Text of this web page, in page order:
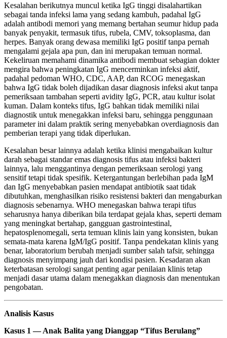
Kesalahan berikutnya muncul ketika IgG tinggi disalahartikan
sebagai tanda infeksi lama yang sedang kambuh, padahal IgG
adalah antibodi memori yang memang bertahan seumur hidup pada
banyak penyakit, termasuk tifus, rubela, CMV, toksoplasma, dan
herpes. Banyak orang dewasa memiliki IgG positif tanpa pernah
mengalami gejala apa pun, dan ini merupakan temuan normal.
Kekeliruan memahami dinamika antibodi membuat sebagian dokter
mengira bahwa peningkatan IgG mencerminkan infeksi aktif,
padahal pedoman WHO, CDC, AAP, dan RCOG menegaskan
bahwa IgG tidak boleh dijadikan dasar diagnosis infeksi akut tanpa
pemeriksaan tambahan seperti avidity IgG, PCR, atau kultur isolat
kuman. Dalam konteks tifus, IgG bahkan tidak memiliki nilai
diagnostik untuk menegakkan infeksi baru, sehingga penggunaan
parameter ini dalam praktik sering menyebabkan overdiagnosis dan
pemberian terapi yang tidak diperlukan.
Kesalahan besar lainnya adalah ketika klinisi mengabaikan kultur
darah sebagai standar emas diagnosis tifus atau infeksi bakteri
lainnya, lalu menggantinya dengan pemeriksaan serologi yang
sensitif tetapi tidak spesifik. Ketergantungan berlebihan pada IgM
dan IgG menyebabkan pasien mendapat antibiotik saat tidak
dibutuhkan, menghasilkan risiko resistensi bakteri dan mengaburkan
diagnosis sebenarnya. WHO menegaskan bahwa terapi tifus
seharusnya hanya diberikan bila terdapat gejala khas, seperti demam
yang meningkat bertahap, gangguan gastrointestinal,
hepatosplenomegali, serta temuan klinis lain yang konsisten, bukan
semata-mata karena IgM/IgG positif. Tanpa pendekatan klinis yang
benar, laboratorium berubah menjadi sumber salah tafsir, sehingga
diagnosis menyimpang jauh dari kondisi pasien. Kesadaran akan
keterbatasan serologi sangat penting agar penilaian klinis tetap
menjadi dasar utama dalam menegakkan diagnosis dan menentukan
pengobatan.
Analisis Kasus
Kasus 1 — Anak Balita yang Dianggap “Tifus Berulang”